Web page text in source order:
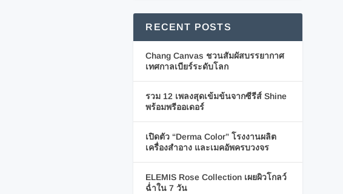
RECENT POSTS
Chang Canvas ชวนสัมผัสบรรยากาศ
เทศกาลเบียร์ระดับโลก
รวม 12 เพลงสุดเข้มข้นจากซีรีส์ Shine
พร้อมพรีออเดอร์
เปิดตัว “Derma Color” โรงงานผลิต
เครื่องสำอาง และเมคอัพครบวงจร
ELEMIS Rose Collection เผยผิวโกลว์
ฉ่ำใน 7 วัน